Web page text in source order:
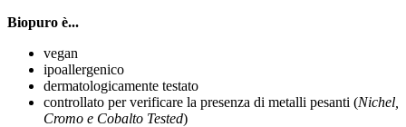
Biopuro è...
vegan
ipoallergenico
dermatologicamente testato
controllato per verificare la presenza di metalli pesanti (Nichel,
Cromo e Cobalto Tested)